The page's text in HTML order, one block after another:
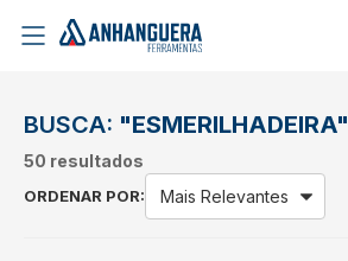
BUSCA: "ESMERILHADEIRA"
50 resultados
ORDENAR POR: